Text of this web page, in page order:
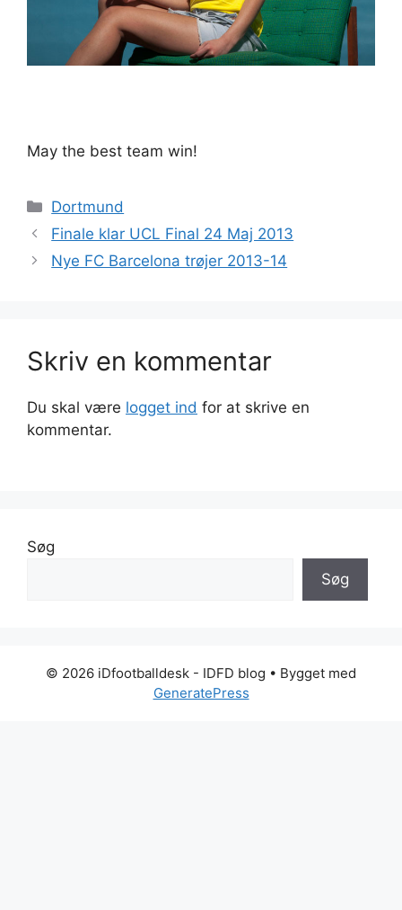
May the best team win!
Kategorier
Dortmund
Finale klar UCL Final 24 Maj 2013
Nye FC Barcelona trøjer 2013-14
Skriv en kommentar
Du skal være logget ind for at skrive en
kommentar.
Søg
Søg
© 2026 iDfootballdesk - IDFD blog • Bygget med
GeneratePress